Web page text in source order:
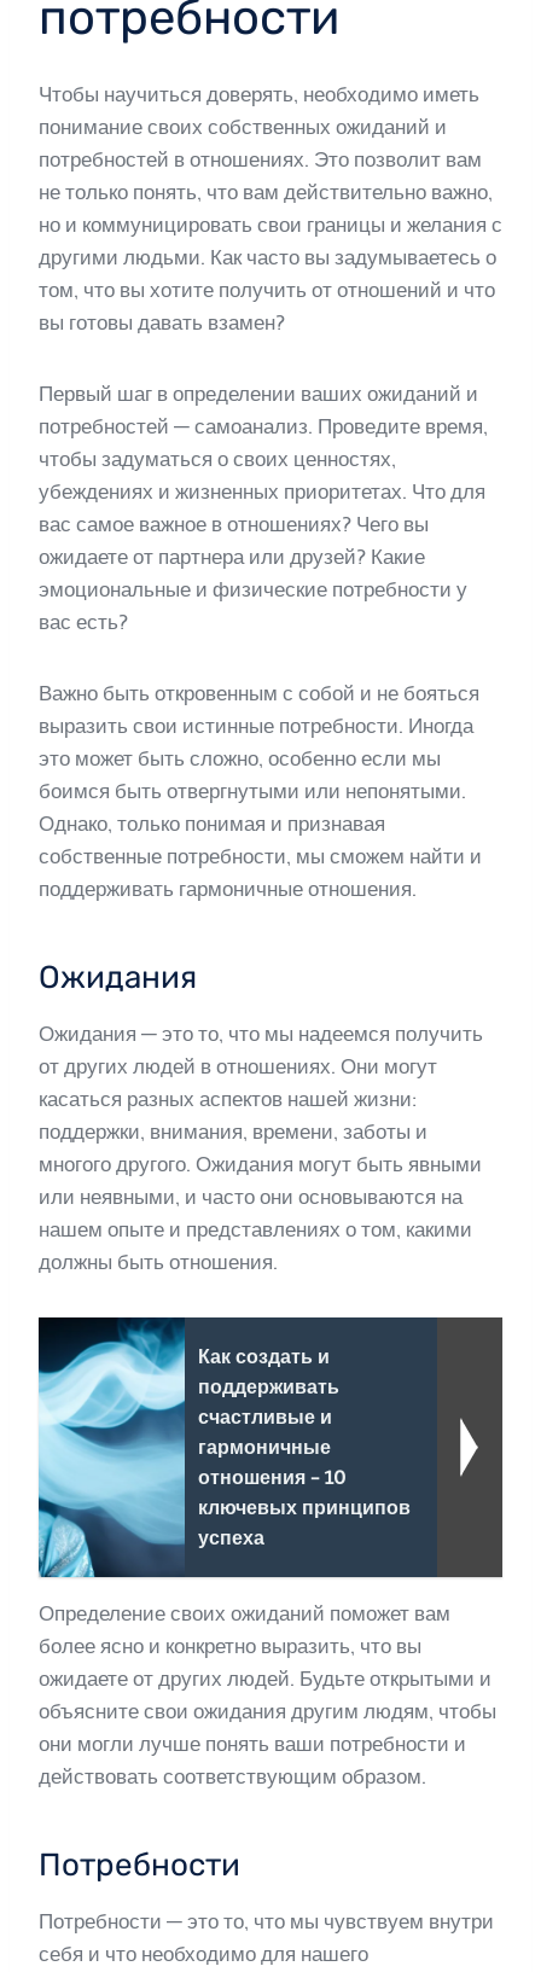
потребности
Чтобы научиться доверять, необходимо иметь
понимание своих собственных ожиданий и
потребностей в отношениях. Это позволит вам
не только понять, что вам действительно важно,
но и коммуницировать свои границы и желания с
другими людьми. Как часто вы задумываетесь о
том, что вы хотите получить от отношений и что
вы готовы давать взамен?
Первый шаг в определении ваших ожиданий и
потребностей — самоанализ. Проведите время,
чтобы задуматься о своих ценностях,
убеждениях и жизненных приоритетах. Что для
вас самое важное в отношениях? Чего вы
ожидаете от партнера или друзей? Какие
эмоциональные и физические потребности у
вас есть?
Важно быть откровенным с собой и не бояться
выразить свои истинные потребности. Иногда
это может быть сложно, особенно если мы
боимся быть отвергнутыми или непонятыми.
Однако, только понимая и признавая
собственные потребности, мы сможем найти и
поддерживать гармоничные отношения.
Ожидания
Ожидания — это то, что мы надеемся получить
от других людей в отношениях. Они могут
касаться разных аспектов нашей жизни:
поддержки, внимания, времени, заботы и
многого другого. Ожидания могут быть явными
или неявными, и часто они основываются на
нашем опыте и представлениях о том, какими
должны быть отношения.
Как создать и
поддерживать
счастливые и
гармоничные
отношения - 10
ключевых принципов
успеха
Определение своих ожиданий поможет вам
более ясно и конкретно выразить, что вы
ожидаете от других людей. Будьте открытыми и
объясните свои ожидания другим людям, чтобы
они могли лучше понять ваши потребности и
действовать соответствующим образом.
Потребности
Потребности — это то, что мы чувствуем внутри
себя и что необходимо для нашего